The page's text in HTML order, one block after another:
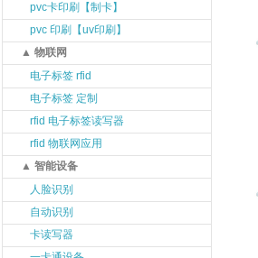
pvc卡印刷【制卡】
pvc 印刷【uv印刷】
▲ 物联网
电子标签 rfid
电子标签 定制
rfid 电子标签读写器
rfid 物联网应用
▲ 智能设备
人脸识别
自动识别
卡读写器